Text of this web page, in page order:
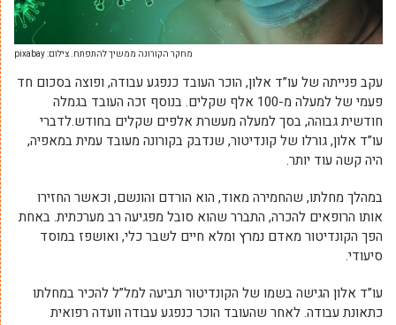
מחקר הקורונה ממשיך להתפתח. צילום: pixabay
עקב פנייתה של עו”ד אלון, הוכר העובד כנפגע עבודה, ופוצה בסכום חד
פעמי של למעלה מ-100 אלף שקלים. בנוסף זכה העובד בגמלה
חודשית גבוהה, בסך למעלה מעשרת אלפים שקלים בחודש.לדברי
עו”ד אלון, גורלו של קונדיטור, שנדבק בקורונה מעובד עמית במאפיה,
היה קשה עוד יותר.
במהלך מחלתו, שהחמירה מאוד, הוא הורדם והונשם, וכאשר החזירו
אותו הרופאים להכרה, התברר שהוא סובל מפגיעה רב מערכתית. באחת
הפך הקונדיטור מאדם נמרץ ומלא חיים לשבר כלי, ואושפז במוסד
סיעודי.
עו”ד אלון הגישה בשמו של הקונדיטור תביעה למל”ל להכיר במחלתו
כתאונת עבודה. לאחר שהעובד הוכר כנפגע עבודה וועדה רפואית